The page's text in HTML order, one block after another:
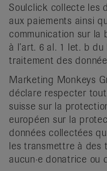
Soulclick collecte les
aux paiements ainsi
communication sur la
à l’art. 6 al. 1 let. b
traitement des
Marketing Monkeys
déclare respecter
suisse sur la
européen sur la
données collectées
les transmettre à
aucun·e donatrice ou